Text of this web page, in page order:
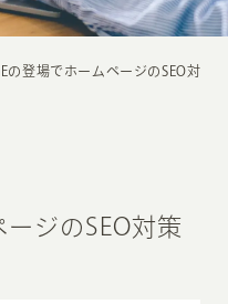
の登場でホームページのSEO対
ジのSEO対策